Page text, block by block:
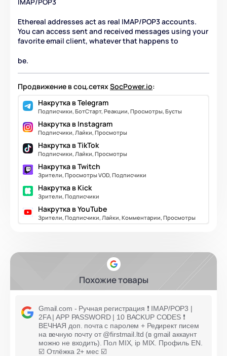
Ethereal addresses act as real IMAP/POP3 accounts.
You can access sent and received messages using your
favorite email client, whatever that happens to
be.
Продвижение в соц.сетяхSocPower.io:
Накрутка в Telegram
Подписчики, БотСтарт, Реакции, Просмотры, Бусты
Накрутка в Instagram
Подписчики, Лайки, Просмотры
Накрутка в TikTok
Подписчики, Лайки, Просмотры
Накрутка в Twitch
Зрители, Просмотры VOD, Подписчики
Накрутка в Kick
Зрители, Подписчики
Накрутка в YouTube
Зрители, Подписчики, Лайки, Комментарии, Просмотры
Похожие товары
Gmail.com - Ручная регистрация ❗️ IMAP/POP3 |
2FA | APP PASSWORD | 10 BACKUP CODES ❗️
ВЕЧНАЯ доп. почта с паролем + Редирект писем
на вечную почту от @firstmail.ltd (в gmail аккаунт
можно не входить). Пол MIX, ip MIX. Профиль EN.
☑️ Отлёжка 2+ мес ☑️